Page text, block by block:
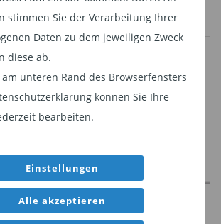
stimmen Sie der Verarbeitung Ihrer
Daten zu dem jeweiligen Zweck
diese ab.
unteren Rand des Browserfensters
können Sie Ihre
bearbeiten.
Einstellungen
Alle akzeptieren
und -geräte her, die es
braucht.
Bau – der Hidden Champion
ist Weltmarktführer im Bereich
und seiner zuverlässigen,
rund um den Einsatzort